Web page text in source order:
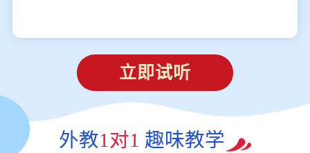
立即试听
外教1对1 趣味教学